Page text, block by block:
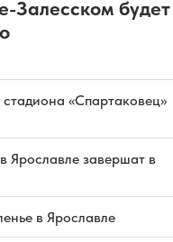
Залесском будет
«Спартаковец»
Ярославле завершат в
в Ярославле